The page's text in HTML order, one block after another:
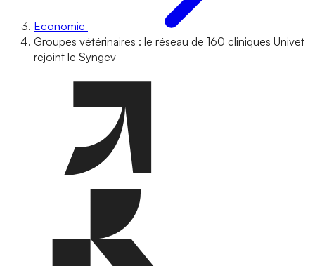
Economie
Groupes vétérinaires : le réseau de 160 cliniques Univet
rejoint le Syngev